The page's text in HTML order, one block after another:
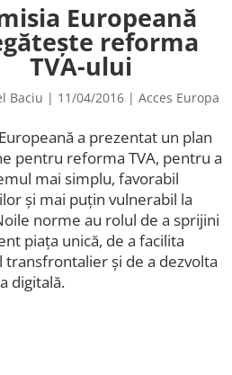
Europeană
reforma
TVA-ului
Baciu | 11/04/2016| Acces Europa
a prezentat un plan
pentru reforma TVA, pentru a
mai simplu, favorabil
și mai puțin vulnerabil la
norme au rolul de a sprijini
piața unică, de a facilita
transfrontalier și de a dezvolta
digitală.